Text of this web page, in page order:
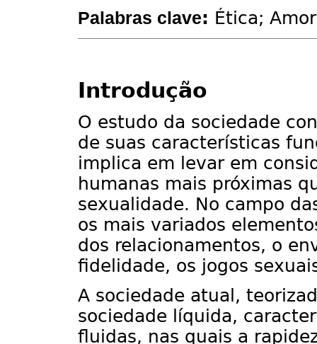
Palabras clave: Ética;
Introdução
O estudo da sociedade
de suas características
implica em levar em
humanas mais próximas
sexualidade. No campo
os mais variados
dos relacionamentos, o
fidelidade, os jogos
A sociedade atual,
sociedade líquida,
fluidas, nas quais a